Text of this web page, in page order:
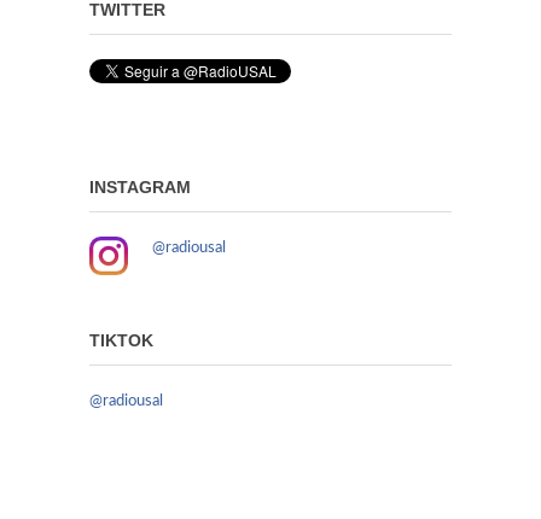
TWITTER
INSTAGRAM
@radiousal
TIKTOK
@radiousal